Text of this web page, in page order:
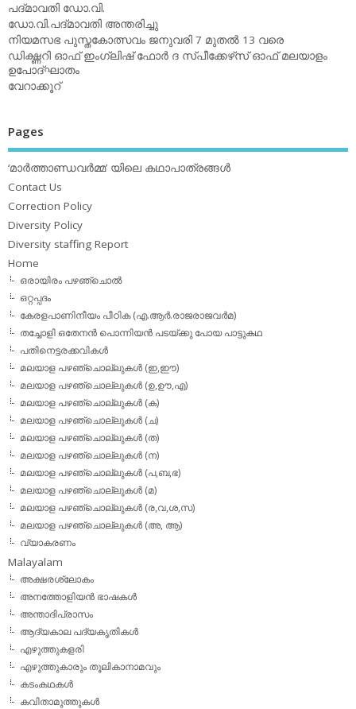
പദ്മാവതി ഡോ.വി.
ഡോ.വി.പദ്മാവതി അന്തരിച്ചു
നിയമസഭ പുസ്തകോത്സവം ജനുവരി 7 മുതല്‍ 13 വരെ
ഡിക്ഷ്ണറി ഓഫ് ഇംഗ്ലിഷ് ഫോര്‍ ദ സ്പീക്കേഴ്‌സ് ഓഫ് മലയാളം
ഉപോദ്ഘാതം
വേറാക്കൂറ്
Pages
‘മാര്‍ത്താണ്ഡവര്‍മ്മ’ യിലെ കഥാപാത്രങ്ങള്‍
Contact Us
Correction Policy
Diversity Policy
Diversity staffing Report
Home
ഒരായിരം പഴഞ്ചൊല്‍
ഒറ്റപ്പദം
കേരളപാണിനീയം പീഠിക (എ.ആര്‍.രാജരാജവര്‍മ)
തച്ചോളി ഒതേനൻ പൊന്നിയൻ പടയ്‌ക്കു പോയ പാട്ടുകഥ
പതിനെട്ടരക്കവികള്‍
മലയാള പഴഞ്ചൊല്ലുകള്‍ (ഇ,ഈ)
മലയാള പഴഞ്ചൊല്ലുകള്‍ (ഉ,ഊ,എ)
മലയാള പഴഞ്ചൊല്ലുകള്‍ (ക)
മലയാള പഴഞ്ചൊല്ലുകള്‍ (ച)
മലയാള പഴഞ്ചൊല്ലുകള്‍ (ത)
മലയാള പഴഞ്ചൊല്ലുകള്‍ (ന)
മലയാള പഴഞ്ചൊല്ലുകള്‍ (പ,ബ,ഭ)
മലയാള പഴഞ്ചൊല്ലുകള്‍ (മ)
മലയാള പഴഞ്ചൊല്ലുകള്‍ (ര,വ,ശ,സ)
മലയാള പഴഞ്ചൊല്ലുകൾ (അ, ആ)
വ്യാകരണം
Malayalam
അക്ഷരശ്ലോകം
അനത്തോളിയന്‍ ഭാഷകള്‍
അന്താദിപ്രാസം
ആദ്യകാല പദ്യകൃതികള്‍
എഴുത്തുകളരി
എഴുത്തുകാരും തൂലികാനാമവും
കടംകഥകള്‍
കവിതാമുത്തുകള്‍